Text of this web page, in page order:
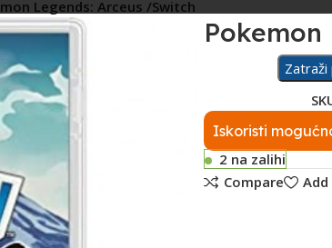
Legends: Arceus /Switch
Zatraži
Iskoristi
2 na zalihi
Compare